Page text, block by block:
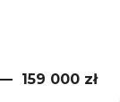
159 000 zł